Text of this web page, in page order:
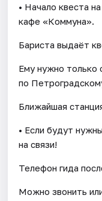
• Начало квеста
кафе «Коммуна».
Бариста выдаёт
Ему нужно только
по
Ближайшая
• Если будут
на связи!
Телефон гида
Можно звонить